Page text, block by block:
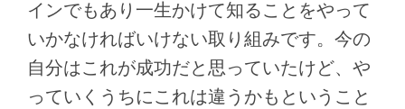
インでもあり一生かけて知ることをやって
いかなければいけない取り組みです。今の
自分はこれが成功だと思っていたけど、や
っていくうちにこれは違うかもということ